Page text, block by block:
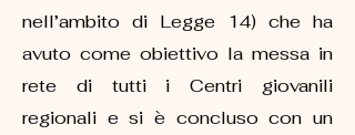
nell’ambito di Legge 14) che ha
avuto come obiettivo la messa in
rete di tutti i Centri giovanili
regionali e si è concluso con un